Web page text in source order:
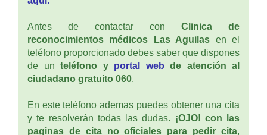
Antes de contactar con Clinica de
reconocimientos médicos Las Aguilas en el
teléfono proporcionado debes saber que dispones
de un teléfono y portal web de atención al
ciudadano gratuito 060.
En este teléfono ademas puedes obtener una cita
y te resolverán todas las dudas. ¡OJO! con las
paginas de cita no oficiales para pedir cita,